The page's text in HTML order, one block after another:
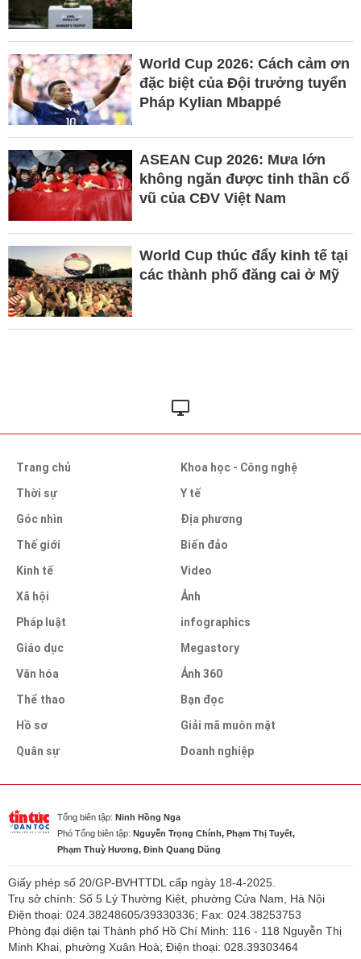
World Cup 2026: Cách cảm ơn
đặc biệt của Đội trưởng tuyển
Pháp Kylian Mbappé
ASEAN Cup 2026: Mưa lớn
không ngăn được tinh thần cổ
vũ của CĐV Việt Nam
World Cup thúc đẩy kinh tế tại
các thành phố đăng cai ở Mỹ
Trang chủ
Thời sự
Góc nhìn
Thế giới
Kinh tế
Xã hội
Pháp luật
Giáo dục
Văn hóa
Thể thao
Hồ sơ
Quân sự
Khoa học - Công nghệ
Y tế
Địa phương
Biển đảo
Video
Ảnh
infographics
Megastory
Ảnh 360
Bạn đọc
Giải mã muôn mặt
Doanh nghiệp
Tổng biên tập: Ninh Hồng Nga
Phó Tổng biên tập: Nguyễn Trọng Chính, Phạm Thị Tuyết,
Phạm Thuỳ Hương, Đinh Quang Dũng
Giấy phép số 20/GP-BVHTTDL cấp ngày 18-4-2025.
Trụ sở chính: Số 5 Lý Thường Kiệt, phường Cửa Nam, Hà Nội
Điện thoại: 024.38248605/39330336; Fax: 024.38253753
Phòng đại diện tại Thành phố Hồ Chí Minh: 116 - 118 Nguyễn Thị
Minh Khai, phường Xuân Hoà; Điện thoại: 028.39303464